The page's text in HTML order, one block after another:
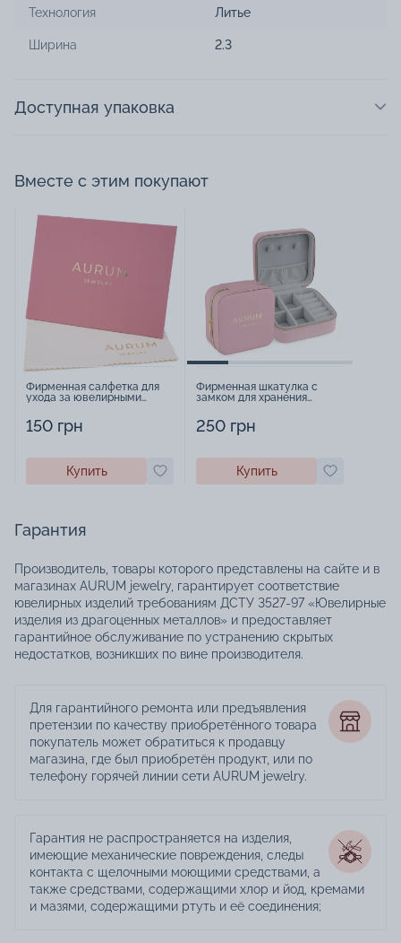
Технология Литье
Ширина 2.3
Доступная упаковка
Вместе с этим покупают
Фирменная салфетка для
ухода за ювелирными
150 грн
Купить
Фирменная шкатулка с
замком для хранения
250 грн
Купить
Гарантия
Производитель, товары которого представлены на сайте и в
магазинах AURUM jewelry, гарантирует соответствие
ювелирных изделий требованиям ДСТУ 3527-97 «Ювелирные
изделия из драгоценных металлов» и предоставляет
гарантийное обслуживание по устранению скрытых
недостатков, возникших по вине производителя.
Для гарантийного ремонта или предъявления
претензии по качеству приобретённого товара
покупатель может обратиться к продавцу
магазина, где был приобретён продукт, или по
телефону горячей линии сети AURUM jewelry.
Гарантия не распространяется на изделия,
имеющие механические повреждения, следы
контакта с щелочными моющими средствами, а
также средствами, содержащими хлор и йод, кремами
и мазями, содержащими ртуть и её соединения;